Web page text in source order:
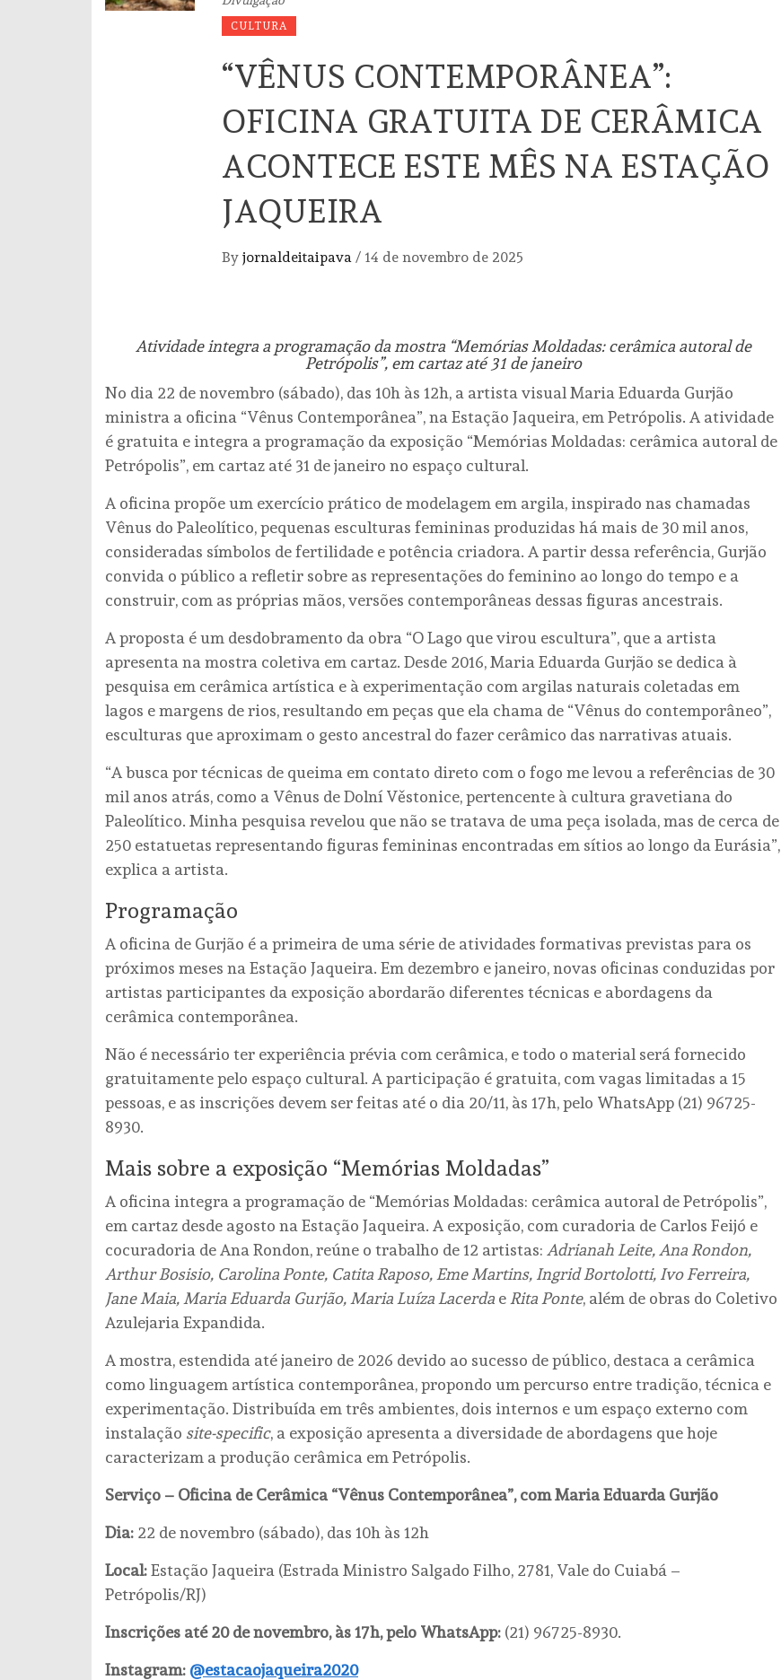
CULTURA
“VÊNUS CONTEMPORÂNEA”:
OFICINA GRATUITA DE CERÂMICA
ACONTECE ESTE MÊS NA ESTAÇÃO
JAQUEIRA
By jornaldeitaipava / 14 de novembro de 2025
Atividade integra a programação da mostra “Memórias Moldadas: cerâmica autoral de
Petrópolis”, em cartaz até 31 de janeiro
No dia 22 de novembro (sábado), das 10h às 12h, a artista visual Maria Eduarda Gurjão
ministra a oficina “Vênus Contemporânea”, na Estação Jaqueira, em Petrópolis. A atividade
é gratuita e integra a programação da exposição “Memórias Moldadas: cerâmica autoral de
Petrópolis”, em cartaz até 31 de janeiro no espaço cultural.
A oficina propõe um exercício prático de modelagem em argila, inspirado nas chamadas
Vênus do Paleolítico, pequenas esculturas femininas produzidas há mais de 30 mil anos,
consideradas símbolos de fertilidade e potência criadora. A partir dessa referência, Gurjão
convida o público a refletir sobre as representações do feminino ao longo do tempo e a
construir, com as próprias mãos, versões contemporâneas dessas figuras ancestrais.
A proposta é um desdobramento da obra “O Lago que virou escultura”, que a artista
apresenta na mostra coletiva em cartaz. Desde 2016, Maria Eduarda Gurjão se dedica à
pesquisa em cerâmica artística e à experimentação com argilas naturais coletadas em
lagos e margens de rios, resultando em peças que ela chama de “Vênus do contemporâneo”,
esculturas que aproximam o gesto ancestral do fazer cerâmico das narrativas atuais.
“A busca por técnicas de queima em contato direto com o fogo me levou a referências de 30
mil anos atrás, como a Vênus de Dolní Věstonice, pertencente à cultura gravetiana do
Paleolítico. Minha pesquisa revelou que não se tratava de uma peça isolada, mas de cerca de
250 estatuetas representando figuras femininas encontradas em sítios ao longo da Eurásia”,
explica a artista.
Programação
A oficina de Gurjão é a primeira de uma série de atividades formativas previstas para os
próximos meses na Estação Jaqueira. Em dezembro e janeiro, novas oficinas conduzidas por
artistas participantes da exposição abordarão diferentes técnicas e abordagens da
cerâmica contemporânea.
Não é necessário ter experiência prévia com cerâmica, e todo o material será fornecido
gratuitamente pelo espaço cultural. A participação é gratuita, com vagas limitadas a 15
pessoas, e as inscrições devem ser feitas até o dia 20/11, às 17h, pelo WhatsApp (21) 96725-
8930.
Mais sobre a exposição “Memórias Moldadas”
A oficina integra a programação de “Memórias Moldadas: cerâmica autoral de Petrópolis”,
em cartaz desde agosto na Estação Jaqueira. A exposição, com curadoria de Carlos Feijó e
cocuradoria de Ana Rondon, reúne o trabalho de 12 artistas: Adrianah Leite, Ana Rondon,
Arthur Bosisio, Carolina Ponte, Catita Raposo, Eme Martins, Ingrid Bortolotti, Ivo Ferreira,
Jane Maia, Maria Eduarda Gurjão, Maria Luíza Lacerda e Rita Ponte, além de obras do Coletivo
Azulejaria Expandida.
A mostra, estendida até janeiro de 2026 devido ao sucesso de público, destaca a cerâmica
como linguagem artística contemporânea, propondo um percurso entre tradição, técnica e
experimentação. Distribuída em três ambientes, dois internos e um espaço externo com
instalação site-specific, a exposição apresenta a diversidade de abordagens que hoje
caracterizam a produção cerâmica em Petrópolis.
Serviço – Oficina de Cerâmica “Vênus Contemporânea”, com Maria Eduarda Gurjão
Dia: 22 de novembro (sábado), das 10h às 12h
Local:Estação Jaqueira (Estrada Ministro Salgado Filho, 2781, Vale do Cuiabá –
Petrópolis/RJ)
Inscrições até 20 de novembro, às 17h, pelo WhatsApp: (21) 96725-8930.
Instagram: @estacaojaqueira2020